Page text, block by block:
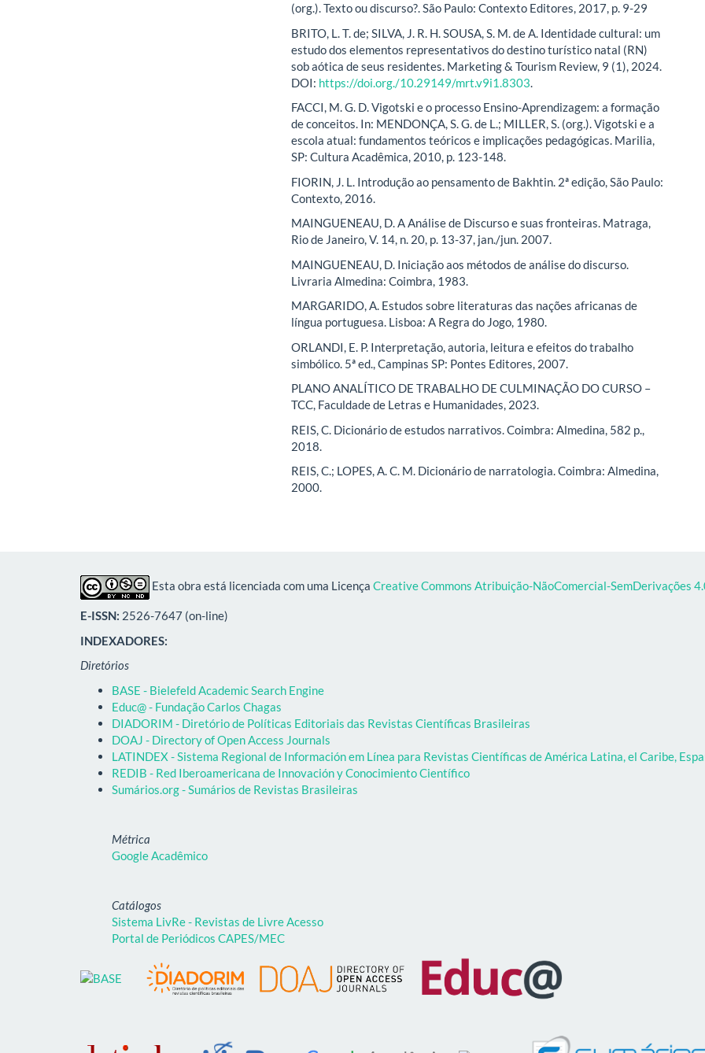
(org.). Texto ou discurso?. São Paulo: Contexto Editores, 2017, p. 9-29
BRITO, L. T. de; SILVA, J. R. H. SOUSA, S. M. de A. Identidade cultural: um
estudo dos elementos representativos do destino turístico natal (RN)
sob aótica de seus residentes. Marketing & Tourism Review, 9 (1), 2024.
DOI: https://doi.org./10.29149/mrt.v9i1.8303
FACCI, M. G. D. Vigotski e o processo Ensino-Aprendizagem: a formação
de conceitos. In: MENDONÇA, S. G. de L.; MILLER, S. (org.). Vigotski e a
escola atual: fundamentos teóricos e implicações pedagógicas. Marilia,
SP: Cultura Acadêmica, 2010, p. 123-148.
FIORIN, J. L. Introdução ao pensamento de Bakhtin. 2ª edição, São Paulo:
Contexto, 2016.
MAINGUENEAU, D. A Análise de Discurso e suas fronteiras. Matraga,
Rio de Janeiro, V. 14, n. 20, p. 13-37, jan./jun. 2007.
MAINGUENEAU, D. Iniciação aos métodos de análise do discurso.
Livraria Almedina: Coimbra, 1983.
MARGARIDO, A. Estudos sobre literaturas das nações africanas de
língua portuguesa. Lisboa: A Regra do Jogo, 1980.
ORLANDI, E. P. Interpretação, autoria, leitura e efeitos do trabalho
simbólico. 5ª ed., Campinas SP: Pontes Editores, 2007.
PLANO ANALÍTICO DE TRABALHO DE CULMINAÇÃO DO CURSO –
TCC, Faculdade de Letras e Humanidades, 2023.
REIS, C. Dicionário de estudos narrativos. Coimbra: Almedina, 582 p.,
2018.
REIS, C.; LOPES, A. C. M. Dicionário de narratologia. Coimbra: Almedina,
2000.
Esta obra está licenciada com uma Licença Creative Commons Atribuição-NãoComercial-SemDerivações
E-ISSN: 2526-7647 (on-line)
INDEXADORES:
Diretórios
BASE - Bielefeld Academic Search Engine
Educ@ - Fundação Carlos Chagas
DIADORIM - Diretório de Políticas Editoriais das Revistas Científicas Brasileiras
DOAJ - Directory of Open Access Journals
LATINDEX - Sistema Regional de Información em Línea para Revistas Científicas de América Latina, el Caribe,
REDIB - Red Iberoamericana de Innovación y Conocimiento Científico
Sumários.org - Sumários de Revistas Brasileiras
Métrica
Google Acadêmico
Catálogos
Sistema LivRe - Revistas de Livre Acesso
Portal de Periódicos CAPES/MEC